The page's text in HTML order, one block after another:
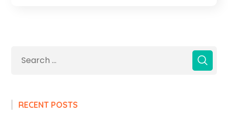
RECENT POSTS